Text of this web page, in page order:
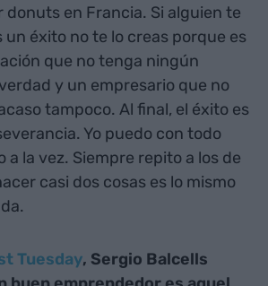
en Francia. Si alguien te
un éxito no te lo creas porque es
que no tenga ningún
y un empresario que no
tampoco. Al final, el éxito es
Yo puedo con todo
a la vez. Siempre repito a los de
casi dos cosas es lo mismo
Tuesday, Sergio Balcells